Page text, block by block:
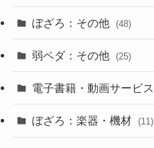
ぼざろ：その他 (48)
弱ペダ：その他 (25)
電子書籍・動画サービス
ぼざろ：楽器・機材 (11)